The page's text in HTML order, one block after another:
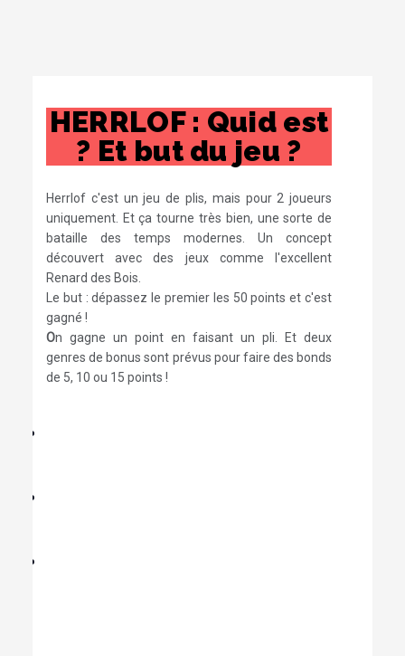
HERRLOF : Quid est
? Et but du jeu ?
Herrlof c'est un jeu de plis, mais pour 2 joueurs
uniquement. Et ça tourne très bien, une sorte de
bataille des temps modernes. Un concept
découvert avec des jeux comme l'excellent
Renard des Bois.
e but : dépassez le premier les 50 points et c'est
gagné !
On gagne un point en faisant un pli. Et deux
genres de bonus sont prévus pour faire des bonds
de 5, 10 ou 15 points !